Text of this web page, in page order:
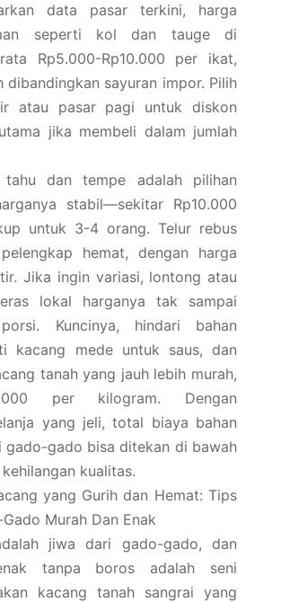
data pasar terkini, harga
seperti kol dan tauge di
Rp5.000-Rp10.000 per ikat,
dibandingkan sayuran impor. Pilih
atau pasar pagi untuk diskon
jika membeli dalam jumlah
dan tempe adalah pilihan
stabil—sekitar Rp10.000
untuk 3-4 orang. Telur rebus
hemat, dengan harga
Jika ingin variasi, lontong atau
lokal harganya tak sampai
Kuncinya, hindari bahan
kacang mede untuk saus, dan
tanah yang jauh lebih murah,
per kilogram. Dengan
yang jeli, total biaya bahan
gado-gado bisa ditekan di bawah
kualitas.
yang Gurih dan Hemat: Tips
Murah Dan Enak
jiwa dari gado-gado, dan
tanpa boros adalah seni
kacang tanah sangrai yang